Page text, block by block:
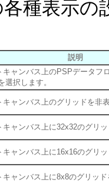
種表示
説明
キャンバス上のPSPデータフ
選択します。
キャンバス上のグリッドを非
キャンバス上に32x32のグリ
キャンバス上に16x16のグリ
キャンバス上に8x8のグリッ